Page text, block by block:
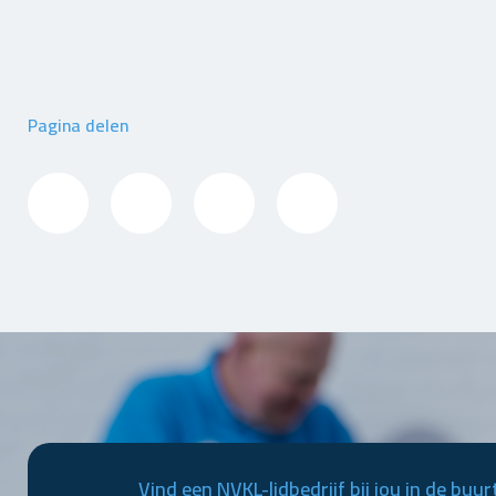
Pagina delen
Vind een NVKL-lidbedrijf bij jou in de